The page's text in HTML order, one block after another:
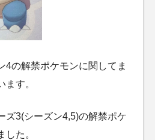
4の解禁ポケモンに関してま
ます。
ズ3(シーズン4,5)の解禁ポケ
した。